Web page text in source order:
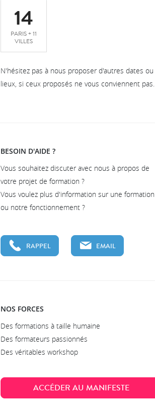
14
PARIS + 11
VILLES
N'hésitez pas à nous proposer d'autres dates ou
lieux, si ceux proposés ne vous conviennent pas.
BESOIN D'AIDE ?
Vous souhaitez discuter avec nous à propos de
votre projet de formation ?
Vous voulez plus d'information sur une formation
ou notre fonctionnement ?
RAPPEL EMAIL
NOS FORCES
Des formations à taille humaine
Des formateurs passionnés
Des véritables workshop
ACCÉDER AU MANIFESTE